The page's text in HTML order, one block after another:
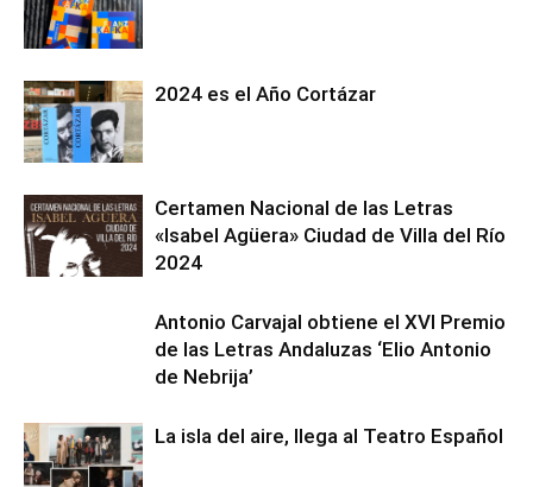
2024 es el Año Cortázar
Certamen Nacional de las Letras
«Isabel Agüera» Ciudad de Villa del Río
2024
Antonio Carvajal obtiene el XVI Premio
de las Letras Andaluzas ‘Elio Antonio
de Nebrija’
La isla del aire, llega al Teatro Español